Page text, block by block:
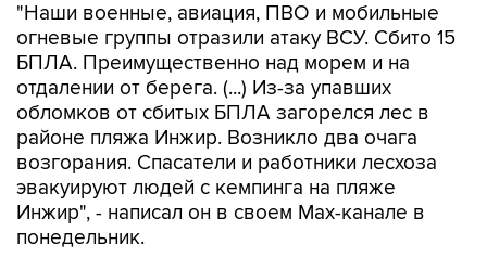
"Наши военные, авиация, ПВО и мобильные
огневые группы отразили атаку ВСУ. Сбито 15
БПЛА. Преимущественно над морем и на
отдалении от берега. (...) Из-за упавших
обломков от сбитых БПЛА загорелся лес в
районе пляжа Инжир. Возникло два очага
возгорания. Спасатели и работники лесхоза
эвакуируют людей с кемпинга на пляже
Инжир", - написал он в своем Мах-канале в
понедельник.